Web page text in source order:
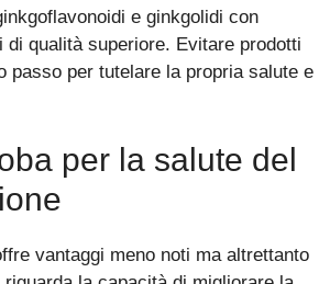
e ginkgolidi con
qualità superiore. Evitare prodotti
passo per tutelare la propria salute e
per la salute del
vantaggi meno noti ma altrettanto